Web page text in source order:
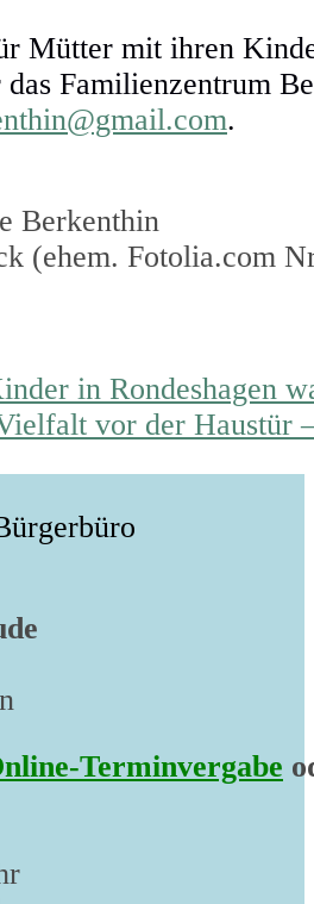
Mütter mit ihren
Familienzentrum
.
Berkenthin
(ehem. Fotolia.com
in Rondeshagen
vor der Haustür
Terminvergabe